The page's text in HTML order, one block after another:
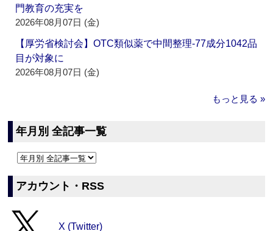
門教育の充実を
2026年08月07日 (金)
【厚労省検討会】OTC類似薬で中間整理‐77成分1042品
目が対象に
2026年08月07日 (金)
もっと見る »
年月別 全記事一覧
アカウント・RSS
X (Twitter)